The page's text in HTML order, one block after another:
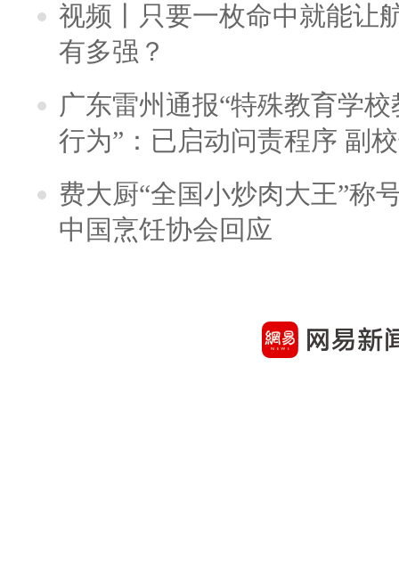
视频丨只要一枚命中就能让
有多强？
广东雷州通报“特殊教育学
行为”：已启动问责程序 副
费大厨“全国小炒肉大王”称
中国烹饪协会回应